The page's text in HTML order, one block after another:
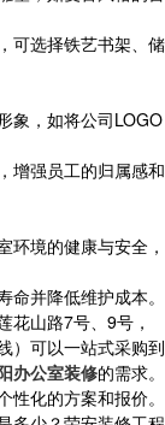
可选择铁艺书架、储
象，如将公司LOGO
增强员工的归属感和
环境的健康与安全，
并降低维护成本。
花山路7号、9号，
）可以一站式采购到
办公室装修的需求。
化的方案和报价。